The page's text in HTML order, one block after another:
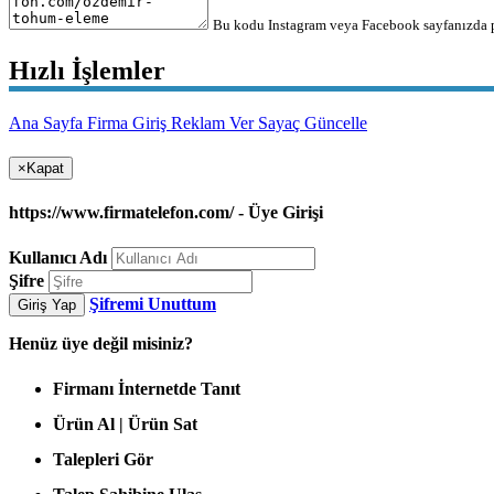
Bu kodu Instagram veya Facebook
Hızlı İşlemler
Ana Sayfa Firma Giriş Reklam Ver Sayaç Güncelle
× Kapat
https://www.firmatelefon.com/ - Üye Girişi
Kullanıcı Adı
Şifre
Giriş Yap Şifremi Unuttum
Henüz üye değil misiniz?
Firmanı İnternetde Tanıt
Ürün Al | Ürün Sat
Talepleri Gör